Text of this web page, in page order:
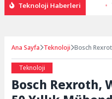
Teknoloji Haberleri
Ana Sayfa Teknoloji Bosch
Teknoloji
Bosch Rexroth,